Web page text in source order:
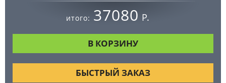
итого: 37080 Р.
БЫСТРЫЙ ЗАКАЗ